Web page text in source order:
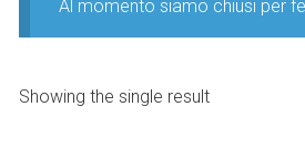
Al momento siamo chiusi per
Showing the single result